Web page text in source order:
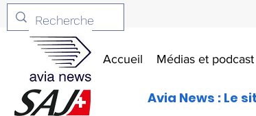
Accueil Médias et podcast
Avia News : Le